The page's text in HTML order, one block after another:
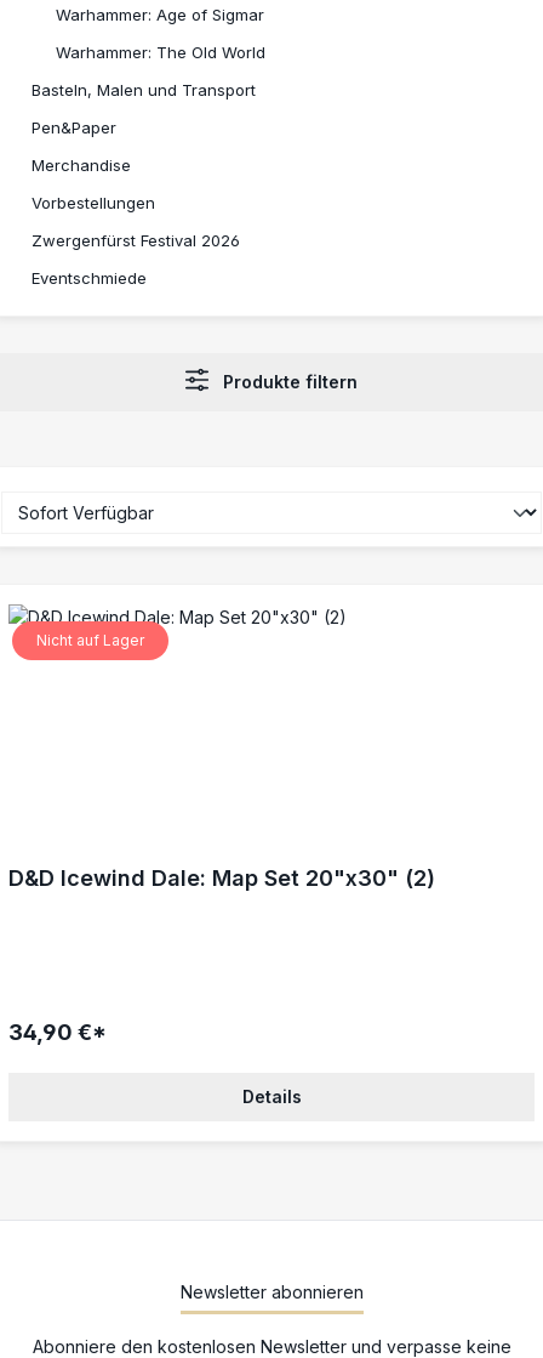
Warhammer: Age of Sigmar
Warhammer: The Old World
Basteln, Malen und Transport
Pen&Paper
Merchandise
Vorbestellungen
Zwergenfürst Festival 2026
Eventschmiede
Produkte filtern
Nicht auf Lager
D&D Icewind Dale: Map Set 20"x30" (2)
34,90 €*
Details
Newsletter abonnieren
Abonniere den kostenlosen Newsletter und verpasse keine